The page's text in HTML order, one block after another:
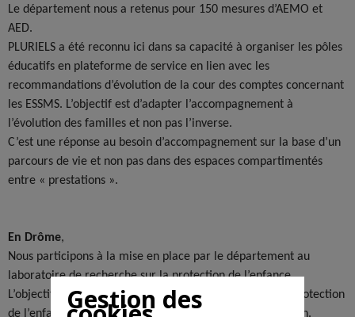
Le département nous a retenus pour 150 mesures d’AEMO et
AED.
PLURIELS a été reconnu ici dans sa capacité à organiser les pôles
éducatifs en plateforme de service en lien avec les
recommandations d’évolution de la cour des comptes concernant
les ESSMS. L’objectif est d’adapter l’accompagnement à
l’évolution des familles et non pas l’inverse.
C’est une réponse au besoin d’accompagnement sur la base d’un
parcours de vie et non pas dans des espaces compartimentés
entre « prestations ».
En Drôme,
Nous participons à la mise en place par le département au
laboratoire de recherche sur la protection de l’enfance.
L’objectif est de s’interroger à partir des constats de la protection
de l’enfance d’aujourd’hui, ce qu’elle pourrait être demain.
Gestion des